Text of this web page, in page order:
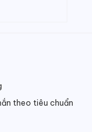
theo tiêu chuẩn